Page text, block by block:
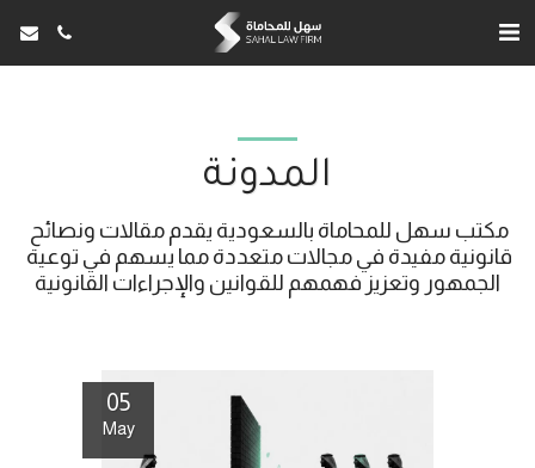
المدونة
الجمهور وتعزيز فهمهم للقوانين والإجراءات القانونية
05
May